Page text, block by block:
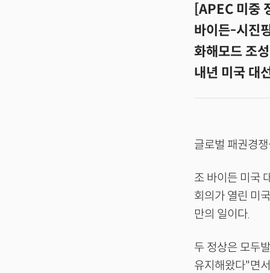
[APEC 미중
바이든-시진
화해모드 조
내년 미국 대
글로벌 패권경
조 바이든 미국
회의가 열린 미
만의 일이다.
두 정상은 모두
유지해왔다"면